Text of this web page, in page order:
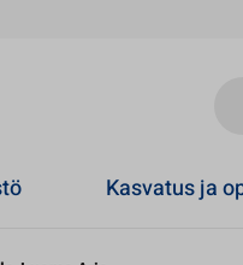
Kasvatus ja